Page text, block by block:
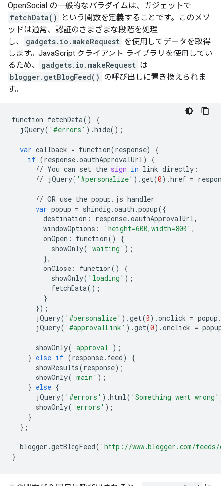
OpenSocial の一般的なパラダイムは、ガジェットで
fetchData()
という関数を定義することです。このメソ
ッドは通常、認証のさまざまな段階を処理
し、
gadgets.io.makeRequest を使用してデータを取得
します。JavaScript クライアント ライブラリを使用してい
るため、
gadgets.io.makeRequest は
blogger.getBlogFeed() の呼び出しに置き換えられま
す。
function fetchData()
{
jQuery( '#errors' ) .hide();
var callback = function(response)
{
if (response.oauthApprovalUrl)
{
// You can set the sign in link directly :
// jQuery( '#personalize' ) .get(0) .href =
// OR use the popup . js handler
var popup = shindig .oauth .popup({
destination : response.oauthApprovalUrl,
windowOptions : 'height=600,width=800' ,
onOpen : function()
{
showOnly( 'waiting' );
},
onClose : function()
{
showOnly( 'loading' );
fetchData();
}
});
jQuery( '#personalize' ) .get(0) .onclick = popup .
jQuery( '#approvalLink' ) .get(0) .onclick =
showOnly( 'approval' );
} else if (response. feed)
{
showResults(response);
showOnly( 'main' );
} else {
jQuery( '#errors' ) .html( 'Something went wrong'
showOnly( 'errors' );
}
};
blogger .getBlogFeed( 'http://www.blogger.com/
}